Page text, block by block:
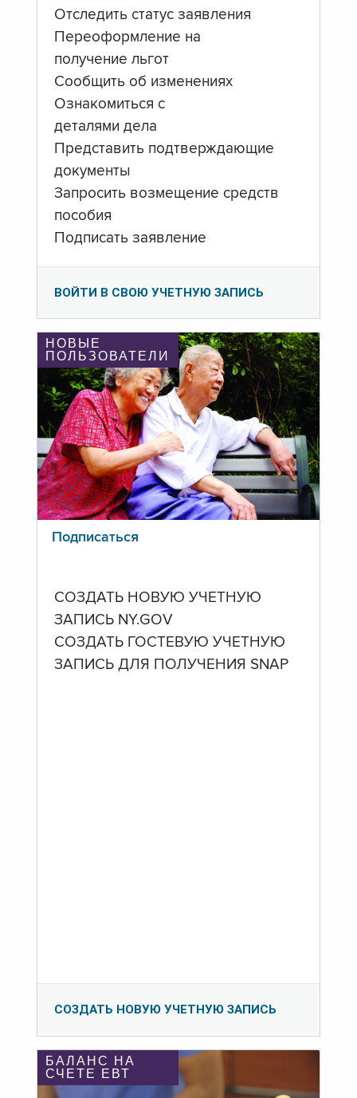
Отследить статус заявления
Переоформление на
получение льгот
Сообщить об изменениях
Ознакомиться с
деталями дела
Представить подтверждающие
документы
Запросить возмещение средств
пособия
Подписать заявление
ВОЙТИ В СВОЮ УЧЕТНУЮ ЗАПИСЬ
НОВЫЕ
ПОЛЬЗОВАТЕЛИ
Подписаться
СОЗДАТЬ НОВУЮ УЧЕТНУЮ
ЗАПИСЬ NY.GOV
СОЗДАТЬ ГОСТЕВУЮ УЧЕТНУЮ
ЗАПИСЬ ДЛЯ ПОЛУЧЕНИЯ SNAP
СОЗДАТЬ НОВУЮ УЧЕТНУЮ ЗАПИСЬ
БАЛАНС НА
СЧЕТЕ ЕВТ